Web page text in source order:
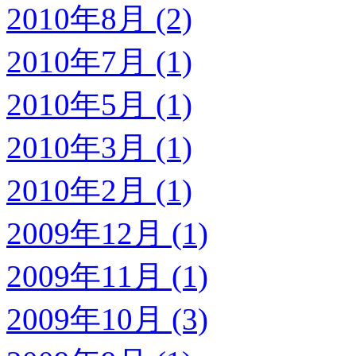
2010年8月 (2)
2010年7月 (1)
2010年5月 (1)
2010年3月 (1)
2010年2月 (1)
2009年12月 (1)
2009年11月 (1)
2009年10月 (3)